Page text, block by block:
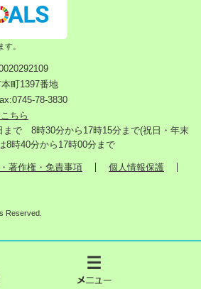
。
町1397番地
78-3830
ちら
まで 8時30分から17時15分まで(祝日・年末
時40分から17時00分まで
著作権・免責事項
個人情報保護
Reserved.